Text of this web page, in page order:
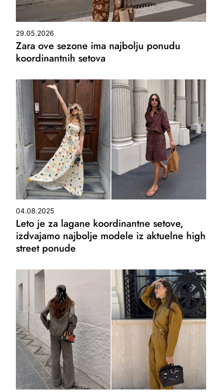
29.05.2026
Zara ove sezone ima najbolju ponudu
koordinantnih setova
04.08.2025
Leto je za lagane koordinantne setove,
izdvajamo najbolje modele iz aktuelne high
street ponude